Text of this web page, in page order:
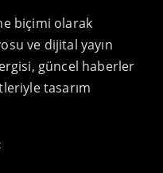
biçimi olarak
ve dijital yayın
güncel haberler
tasarım